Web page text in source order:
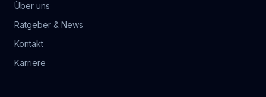
Über uns
Ratgeber & News
Kontakt
Karriere